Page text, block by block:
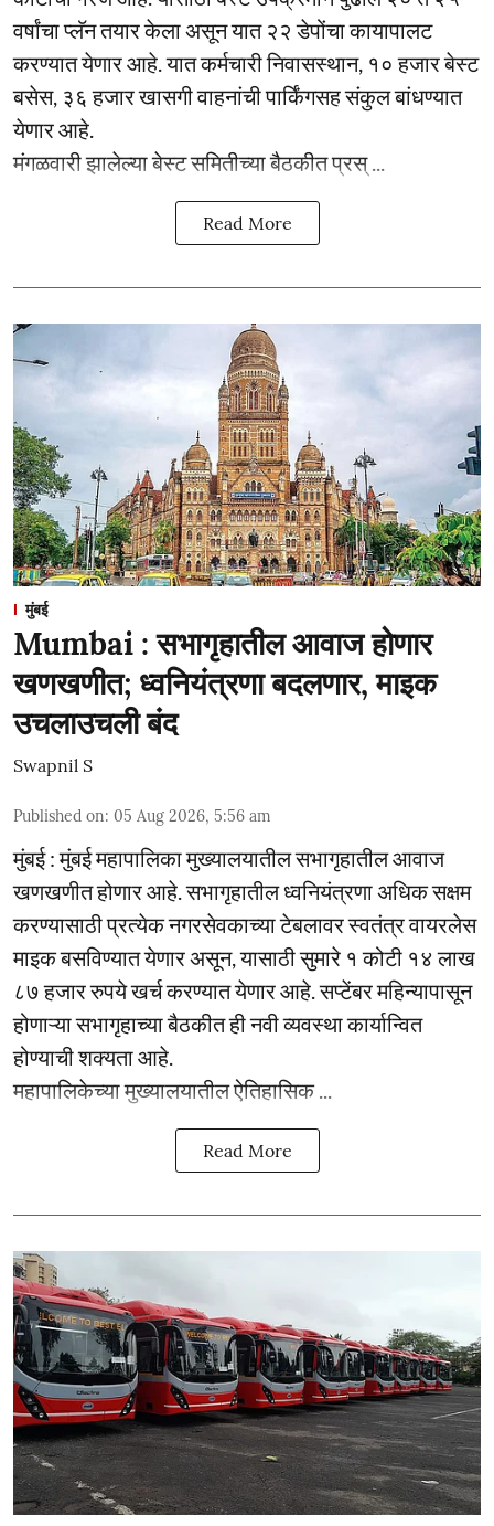
वर्षांचा प्लॅन तयार केला असून यात २२ डेपोंचा कायापालट
करण्यात येणार आहे. यात कर्मचारी निवासस्थान, १० हजार बेस्ट
बसेस, ३६ हजार खासगी वाहनांची पार्किंगसह संकुल बांधण्यात
येणार आहे.
मंगळवारी झालेल्या बेस्ट समितीच्या बैठकीत प्रस् ...
Read More
मुंबई
Mumbai : सभागृहातील आवाज होणार
खणखणीत; ध्वनियंत्रणा बदलणार, माइक
उचलाउचली बंद
Swapnil S
Published on: 05 Aug 2026, 5:56 am
मुंबई : मुंबई महापालिका मुख्यालयातील सभागृहातील आवाज
खणखणीत होणार आहे. सभागृहातील ध्वनियंत्रणा अधिक सक्षम
करण्यासाठी प्रत्येक नगरसेवकाच्या टेबलावर स्वतंत्र वायरलेस
माइक बसविण्यात येणार असून, यासाठी सुमारे १ कोटी १४ लाख
८७ हजार रुपये खर्च करण्यात येणार आहे. सप्टेंबर महिन्यापासून
होणाऱ्या सभागृहाच्या बैठकीत ही नवी व्यवस्था कार्यान्वित
होण्याची शक्यता आहे.
महापालिकेच्या मुख्यालयातील ऐतिहासिक ...
Read More